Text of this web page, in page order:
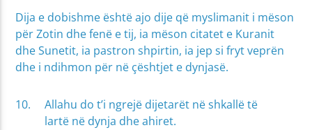
Dija e dobishme është ajo dije që myslimanit i mëson
për Zotin dhe fenë e tij, ia mëson citatet e Kuranit
dhe Sunetit, ia pastron shpirtin, ia jep si fryt veprën
dhe i ndihmon për në çështjet e dynjasë.
Allahu do t’i ngrejë dijetarët në shkallë të
lartë në dynja dhe ahiret.